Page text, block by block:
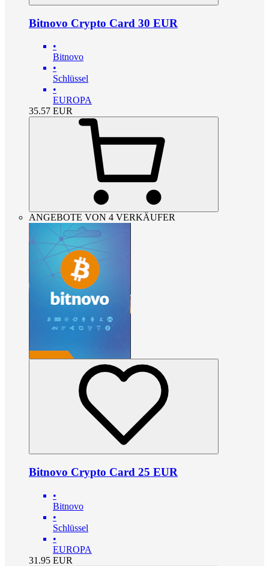
Bitnovo Crypto Card 30 EUR
•
Bitnovo
•
Schlüssel
•
EUROPA
35.57 EUR
ANGEBOTE VON 4 VERKÄUFER
Bitnovo Crypto Card 25 EUR
•
Bitnovo
•
Schlüssel
•
EUROPA
31.95 EUR